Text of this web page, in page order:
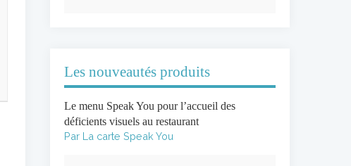
Les nouveautés produits
Le menu Speak You pour l’accueil des
déficients visuels au restaurant
Par La carte Speak You